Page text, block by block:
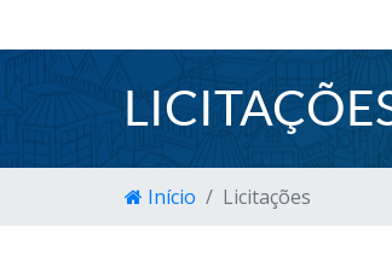
Início Licitações